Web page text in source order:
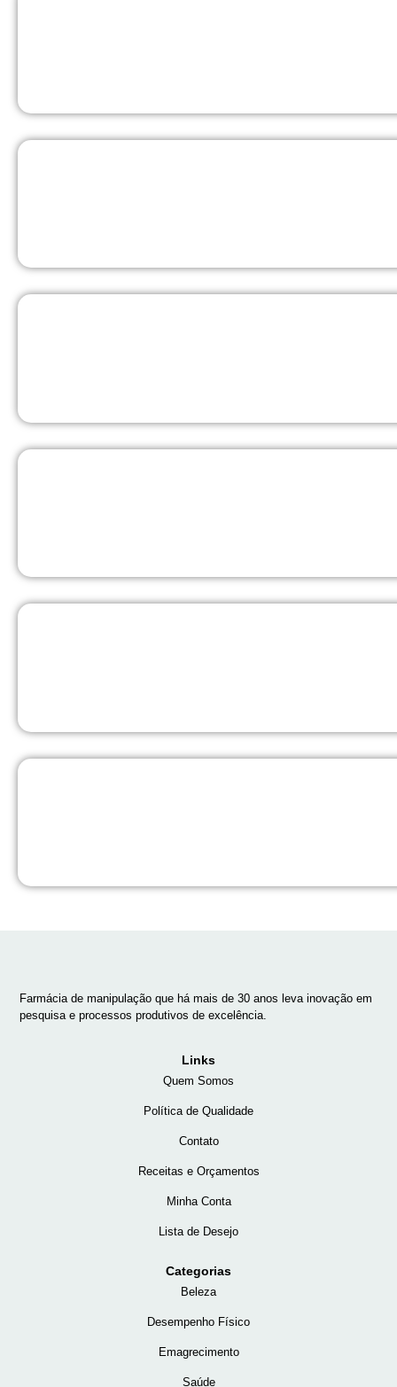
Farmácia de manipulação que há mais de 30 anos leva inovação em
pesquisa e processos produtivos de excelência.
Links
Quem Somos
Política de Qualidade
Contato
Receitas e Orçamentos
Minha Conta
Lista de Desejo
Categorias
Beleza
Desempenho Físico
Emagrecimento
Saúde